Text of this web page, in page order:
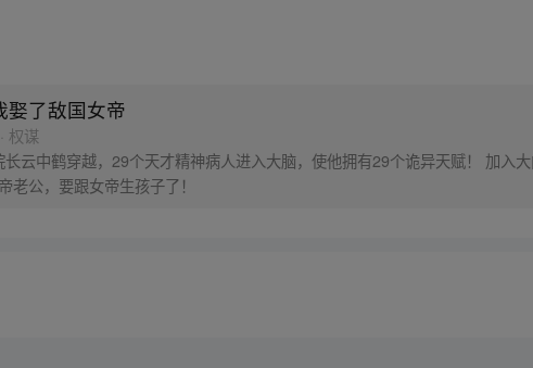
娶了敌国女帝
权谋
长云中鹤穿越，29个天才精神病人进入大脑，使他拥有29个诡异天赋！ 加入
老公，要跟女帝生孩子了！